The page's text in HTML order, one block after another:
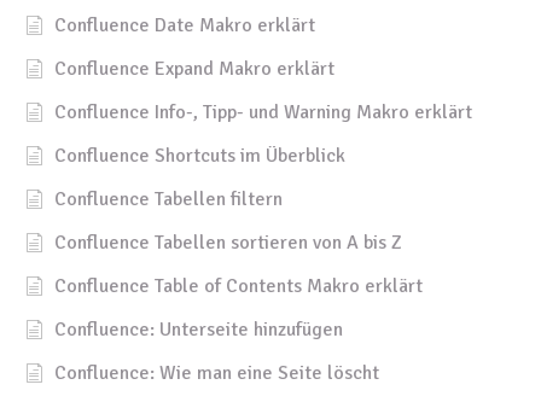
Confluence Date Makro erklärt
Confluence Expand Makro erklärt
Confluence Info-, Tipp- und Warning Makro erklärt
Confluence Shortcuts im Überblick
Confluence Tabellen filtern
Confluence Tabellen sortieren von A bis Z
Confluence Table of Contents Makro erklärt
Confluence: Unterseite hinzufügen
Confluence: Wie man eine Seite löscht